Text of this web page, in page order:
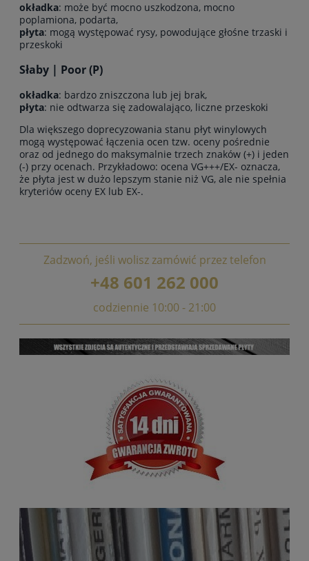
okładka: może być mocno uszkodzona, mocno
poplamiona, podarta,
płyta: mogą występować rysy, powodujące głośne trzaski i
przeskoki
Słaby | Poor (P)
okładka: bardzo zniszczona lub jej brak,
płyta: nie odtwarza się zadowalająco, liczne przeskoki
Dla większego doprecyzowania stanu płyt winylowych
mogą występować łączenia ocen tzw. oceny pośrednie
oraz od jednego do maksymalnie trzech znaków (+) i jeden
(-) przy ocenach. Przykładowo: ocena VG+++/EX- oznacza,
że płyta jest w dużo lepszym stanie niż VG, ale nie spełnia
kryteriów oceny EX lub EX-.
Zadzwoń, jeśli wolisz zamówić przez telefon
+48 601 262 000
codziennie 10:00 - 21:00